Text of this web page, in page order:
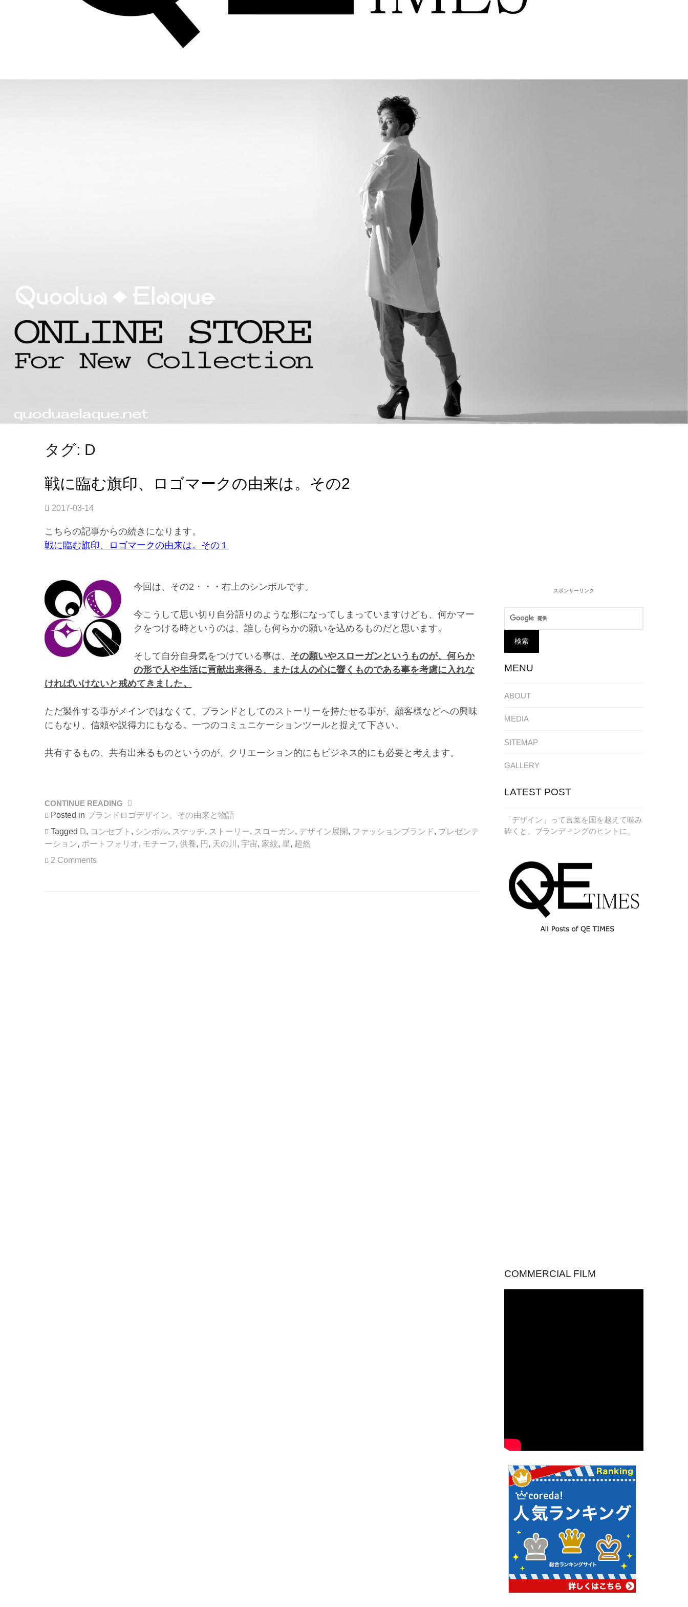
タグ: D
戦に臨む旗印、ロゴマークの由来は。その2
2017-03-14
こちらの記事からの続きになります。
戦に臨む旗印、ロゴマークの由来は。その１
今回は、その2・・・右上のシンボルです。
今こうして思い切り自分語りのような形になってしまっていますけども、何かマー
クをつける時というのは、誰しも何らかの願いを込めるものだと思います。
そして自分自身気をつけている事は、 その願いやスローガンというものが、何らか
の形で人や生活に貢献出来得る、または人の心に響くものである事を考慮に入れな
ければいけないと戒めてきました。
ただ製作する事がメインではなくて、ブランドとしてのストーリーを持たせる事が、顧客様などへの興味
にもなり、信頼や説得力にもなる。一つのコミュニケーションツールと捉えて下さい。
共有するもの、共有出来るものというのが、クリエーション的にもビジネス的にも必要と考えます。
CONTINUE READING
“戦
に
む
旗
Posted in ブランドロゴデザイン、その由来と物語
Tagged D, コンセプト , シンボル, スケッチ, ストーリー, スローガン, デザイン展開, ファッションブランド, プレゼンテ
ーション, ポートフォリオ, モチーフ, 供養, 円 , 天の川 , 宇宙, 家紋, 星, 超然
2 Comments
スポンサーリンク
MENU
ABOUT
MEDIA
SITEMAP
GALLERY
LATEST POST
「デザイン」って言葉を国を越えて噛み
砕くと、ブランディングのヒントに。
COMMERCIAL FILM